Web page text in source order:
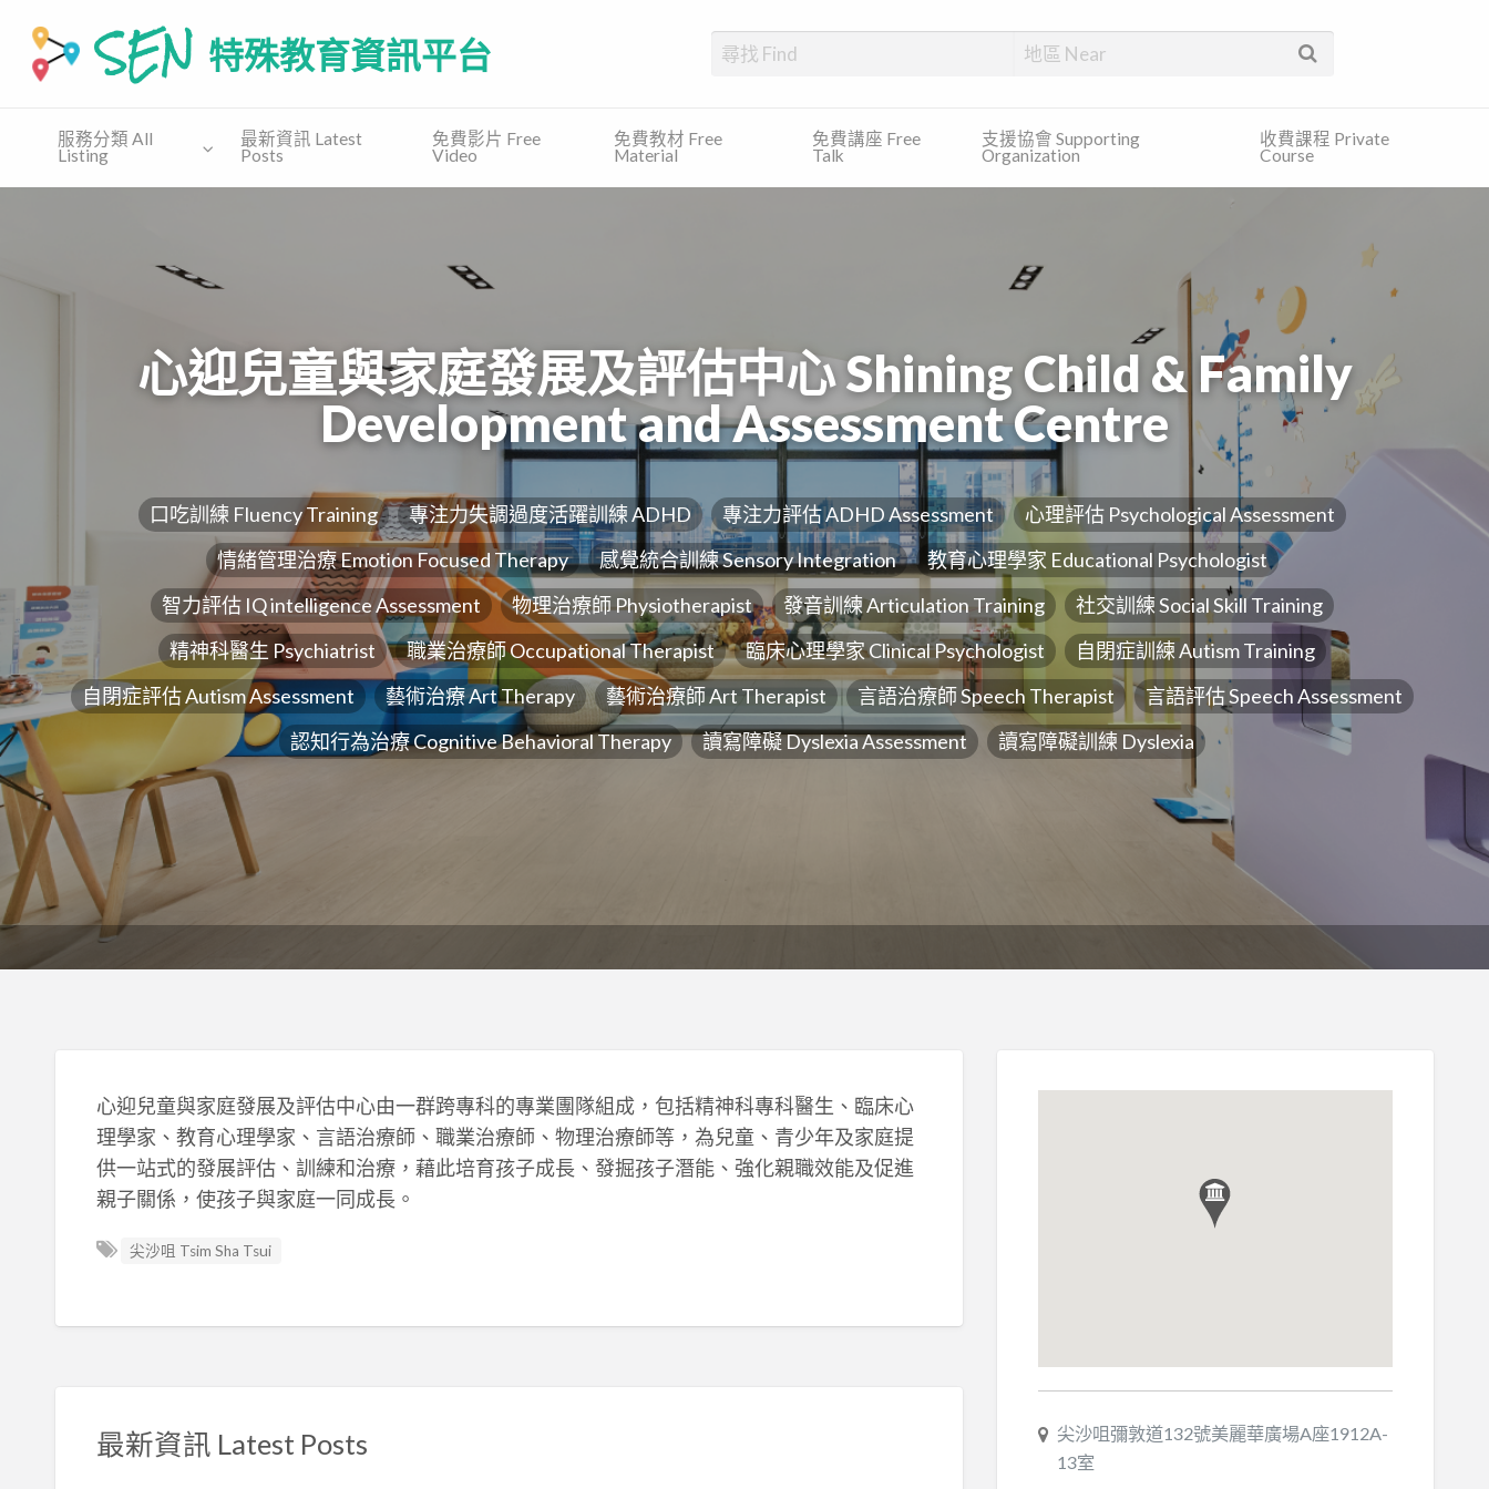
免費教
材 Free
支援協會
Supporting
SEN 特殊教育資訊平台
服務分類 All
Listing
最新資訊 Latest
Posts
免費影片 Free
Video
免費教材 Free
Material
免費講座 Free
Talk
支援協會 Supporting
Organization
收費課程 Private
Course
心迎兒童與家庭發展及評估中心 Shining Child & Family
Development and Assessment Centre
口吃訓練 Fluency Training 專注力失調過度活躍訓練 ADHD 專注力評估 ADHD Assessment
心理評估 Psychological Assessment
情緒管理治療 Emotion Focused Therapy
感覺統合訓練 Sensory Integration
教育心理學家 Educational Psychologist
智力評估 IQ intelligence Assessment
物理治療師 Physiotherapist 發音訓練 Articulation Training
社交訓練 Social Skill Training
精神科醫生 Psychiatrist
職業治療師 Occupational Therapist 臨床心理學家 Clinical Psychologist
自閉症訓練 Autism Training
自閉症評估 Autism Assessment
藝術治療 Art Therapy 藝術治療師 Art Therapist 言語治療師 Speech Therapist
言語評估 Speech Assessment
認知行為治療 Cognitive Behavioral Therapy
讀寫障礙 Dyslexia Assessment 讀寫障礙訓練 Dyslexia
心迎兒童與家庭發展及評估中心由一群跨專科的專業團隊組成，包括精神科專科醫生、臨床心
理學家、教育心理學家、言語治療師、職業治療師、物理治療師等，為兒童、青少年及家庭提
供一站式的發展評估、訓練和治療，藉此培育孩子成長、發掘孩子潛能、強化親職效能及促進
親子關係，使孩子與家庭一同成長。
尖沙咀 Tsim Sha Tsui
最新資訊 Latest Posts
尖沙咀彌敦道132號美麗華廣場A座1912A-
13室